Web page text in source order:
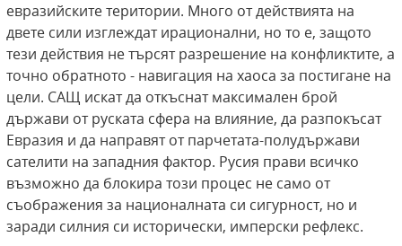
евразийските територии. Много от действията на
двете сили изглеждат ирационални, но то е, защото
тези действия не търсят разрешение на конфликтите, а
точно обратното - навигация на хаоса за постигане на
цели. САЩ искат да откъснат максимален брой
държави от руската сфера на влияние, да разпокъсат
Евразия и да направят от парчетата-полудържави
сателити на западния фактор. Русия прави всичко
възможно да блокира този процес не само от
съображения за националната си сигурност, но и
заради силния си исторически, имперски рефлекс.